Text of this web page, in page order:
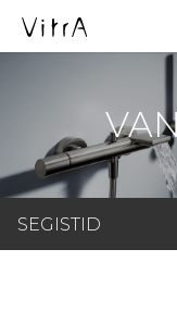
SEGISTID